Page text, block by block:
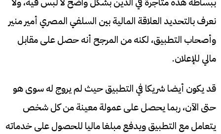
نعرف بالتحديد العلاقة المالية بين السلفي المصري أمير منير
وأصحاب التطبيق، لكنه من المرجح أنه حصل على مقابل
مالي للإعلان.
قد يكون أيضا شريكا في التطبيق حيث لم يروج له سوى هو
حتى الآن، ربما يحصل على عمولة معينة من كل شخص
يتعامل مع التطبيق ويدفع مبلغا ماليا للحصول على خدماته